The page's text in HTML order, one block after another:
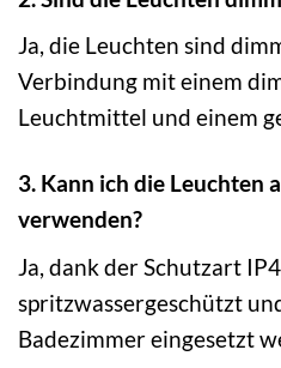
Ja, die Leuchten sind
Verbindung mit einem
Leuchtmittel und einem
3. Kann ich die Leuchten
verwenden?
Ja, dank der Schutzart
spritzwassergeschützt
Badezimmer eingesetzt